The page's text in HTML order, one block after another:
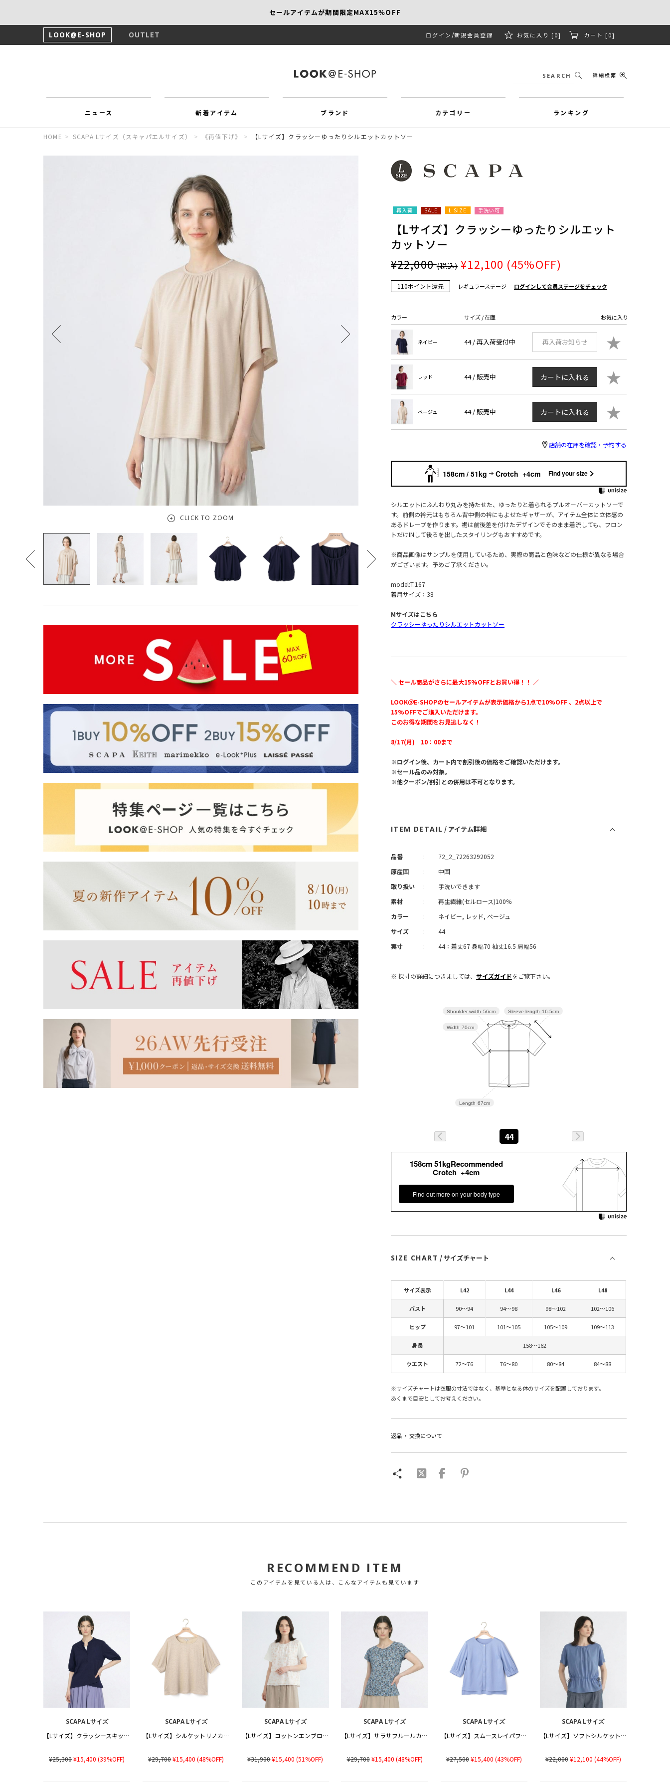
セールアイテムが期間限定MAX15％OFF
LOOK@E-SHOP OUTLET ログイン 新規会員登録 お気に入り [0] カート [0]
詳細検索
ニュース 新着アイテム ブランド カテゴリー ランキング
HOME > SCAPA Lサイズ（スキャパエルサイズ） > 《再値下げ》 > 【Lサイズ】クラッシーゆったりシルエットカットソー
CLICK TO ZOOM
再入荷 SALE L SIZE 手洗い可
【Lサイズ】クラッシーゆったりシルエット
カットソー
¥22,000(税込) ¥12,100 (45%OFF)
110ポイント還元 レギュラーステージ ログインして会員ステージをチェック
カラー サイズ / 在庫 お気に入り
ネイビー 44 /再入荷受付中 再入荷お知らせ ★
レッド 44 / 販売中 カートに入れる ★
ベージュ 44 / 販売中 カートに入れる ★
店舗の在庫を確認・予約する
158cm / 51kg Crotch +4cm Find your size
シルエットにふんわり丸みを持たせた、ゆったりと着られるプルオーバーカットソーで
す。前側の衿元はもちろん背中側の衿にもよせたギャザーが、アイテム全体に立体感の
あるドレープを作ります。裾は前後差を付けたデザインでそのまま着流しても、フロン
トだけINして後ろを出したスタイリングもおすすめです。
※商品画像はサンプルを使用しているため、実際の商品と色味などの仕様が異なる場合
がございます。予めご了承ください。
model:T.167
着用サイズ：38
Mサイズはこちら
クラッシーゆったりシルエットカットソー
＼ セール商品がさらに最大15%OFFとお買い得！！ ／
LOOK＠E-SHOPのセールアイテムが表示価格から1点で10%OFF 、2点以上で
15%OFFでご購入いただけます。
このお得な期間をお見逃しなく！
8/17(月) 10：00まで
※ログイン後、カート内で割引後の価格をご確認いただけます。
※セール品のみ対象。
※他クーポン/割引との併用は不可となります。
ITEM DETAIL / アイテム詳細
品番 :
72_2_72263292052
原産国
:
中国
取り扱い
:
手洗いできます
素材
:
再生繊維(セルロース)100%
カラー
:
ネイビー, レッド, ベージュ
サイズ
:
44
実寸
: 44：着丈67 身幅70 袖丈16.5 肩幅56
※ 採寸の詳細につきましては、サイズガイドをご覧下さい。
Sleeve length 16.5cm
Length 67cm
Width 70cm
Shoulder width 56cm
44
158cm 51kgRecommended
Crotch +4cm
Find out more on your body type
SIZE CHART / サイズチャート
サイズ表示 L42 L44 L46 L48
バスト 90～94 94～98 98～102 102～106
ヒップ 97～101 101～105 105～109 109～113
身長 158～162
ウエスト 72～76 76～80 80～84 84～88
※サイズチャートは衣服の寸法ではなく、基準となる体のサイズを配置しております。
あくまで目安としてお考えください。
返品 ・ 交換について
RECOMMEND ITEM
このアイテムを見ている人は、こんなアイテムも見ています
SCAPA Lサイズ
【Lサイズ】クラッシースキッパーカットソー
¥25,300¥15,400 (39%OFF)
SCAPA Lサイズ
【Lサイズ】シルケットリノカットソー
¥29,700¥15,400 (48%OFF)
SCAPA Lサイズ
【Lサイズ】コットンエンブロイダリーチュニックカットソー
¥31,900¥15,400 (51%OFF)
SCAPA Lサイズ
【Lサイズ】サラサフルールカットソー
¥29,700 ¥15,400 (48%OFF)
SCAPA Lサイズ
【Lサイズ】スムースレイパフスリーブカットソー
¥27,500¥15,400 (43%OFF)
SCAPA Lサイズ
【Lサイズ】ソフトシルケットブラウジングカットソー
¥22,000¥12,100 (44%OFF)